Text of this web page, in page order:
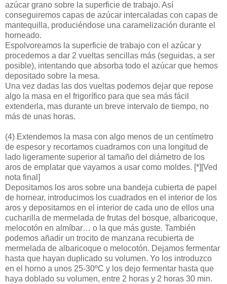
azúcar grano sobre la superficie de trabajo. Así
conseguiremos capas de azúcar intercaladas con capas de
mantequilla, produciéndose una caramelización durante el
horneado.
Espolvoreamos la superficie de trabajo con el azúcar y
procedemos a dar 2 vueltas sencillas más (seguidas, a ser
posible), intentando que absorba todo el azúcar que hemos
depositado sobre la mesa.
Una vez dadas las dos vueltas podemos dejar que repose
algo la masa en el frigorífico para que sea más fácil
extenderla, mas durante un breve intervalo de tiempo, no
más de unas horas.
(4) Extendemos la masa con algo menos de un centímetro
de espesor y recortamos cuadramos con una longitud de
lado ligeramente superior al tamaño del diámetro de los
aros de emplatar que vayamos a usar como moldes. [*][Ved
nota final]
Depositamos los aros sobre una bandeja cubierta de papel
de hornear, introducimos los cuadrados en el interior de los
aros y depositamos en el interior de cada uno de ellos una
cucharilla de mermelada de frutas del bosque, albaricoque,
melocotón en almíbar… o la que más guste. También
podemos añadir un trocito de manzana recubierta de
mermelada de albaricoque o melocotón. Dejamos fermentar
hasta que hayan duplicado su volumen. Yo los introduzco
en el horno a unos 25-30ºC y los dejo fermentar hasta que
haya doblado su volumen, entre 2 horas y 2 horas 30 min.